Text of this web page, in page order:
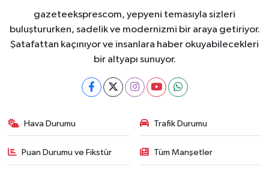
gazeteeksprescom, yepyeni temasıyla sizleri
buluştururken, sadelik ve modernizmi bir araya getiriyor.
Şatafattan kaçınıyor ve insanlara haber okuyabilecekleri
bir altyapı sunuyor.
Hava Durumu Trafik Durumu
Puan Durumu ve Fikstür Tüm Manşetler